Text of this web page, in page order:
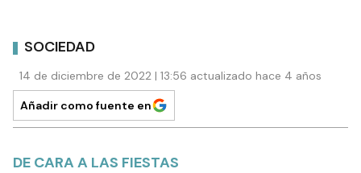
SOCIEDAD
14 de diciembre de 2022 | 13:56 actualizado hace 4 años
Añadir como fuente en
DE CARA A LAS FIESTAS